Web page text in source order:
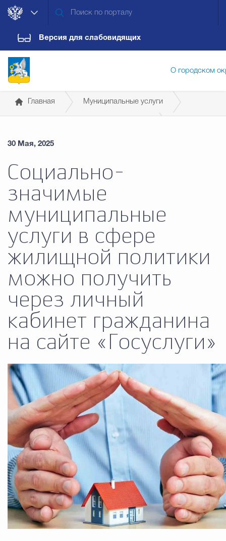
Версия для слабовидящих
О городском
Новости
Противодействие
Экономика Муниципальные
Счётная палата Городского
Избирательная
Гостям Городского
Главная Муниципальные услуги
30 Мая, 2025
Социально-
значимые
муниципальные
услуги в сфере
жилищной политики
можно получить
через личный
кабинет гражданина
на сайте «Госуслуги»